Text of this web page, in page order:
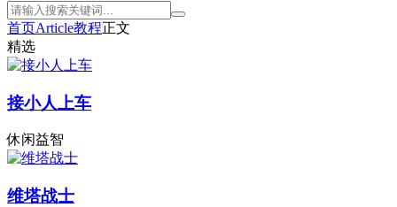
首页Article教程正文
精选
接小人上车
休闲益智
维塔战士